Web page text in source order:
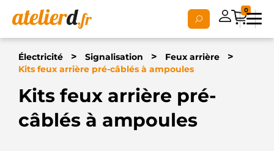
0
Électricité > Signalisation > Feux arrière >
Kits feux arrière pré-câblés à ampoules
Kits feux arrière pré-
câblés à ampoules